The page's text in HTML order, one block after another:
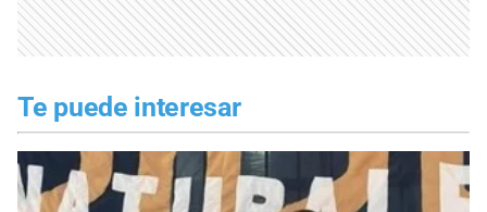
Te puede interesar